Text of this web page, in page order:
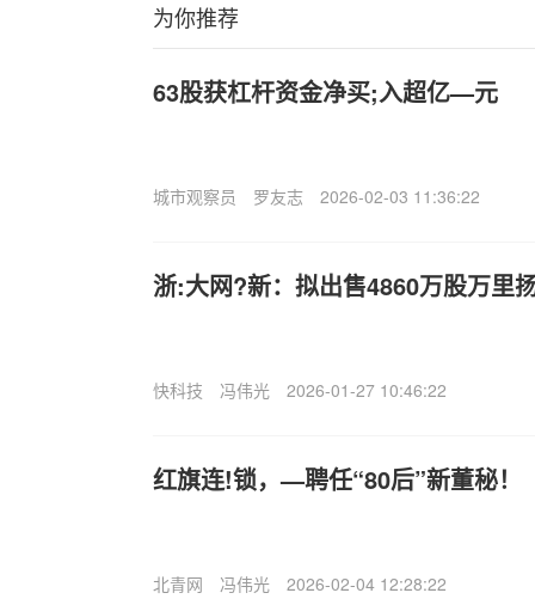
为你推荐
63股获杠杆资金净买;入超亿—元
城市观察员 罗友志 2026-02-03 11:36:22
浙:大网?新：拟出售4860万股万里
快科技 冯伟光 2026-01-27 10:46:22
红旗连!锁，—聘任“80后”新董秘！
北青网 冯伟光 2026-02-04 12:28:22